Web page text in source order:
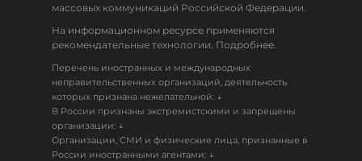
массовых коммуникаций Российской Федерации.
На информационном ресурсе применяются
рекомендательные технологии. Подробнее.
Перечень иностранных и международных
неправительственных организаций, деятельность
которых признана нежелательной: ↓
В России признаны экстремистскими и запрещены
организации: ↓
Организации, СМИ и физические лица, признанные в
России иностранными агентами: ↓